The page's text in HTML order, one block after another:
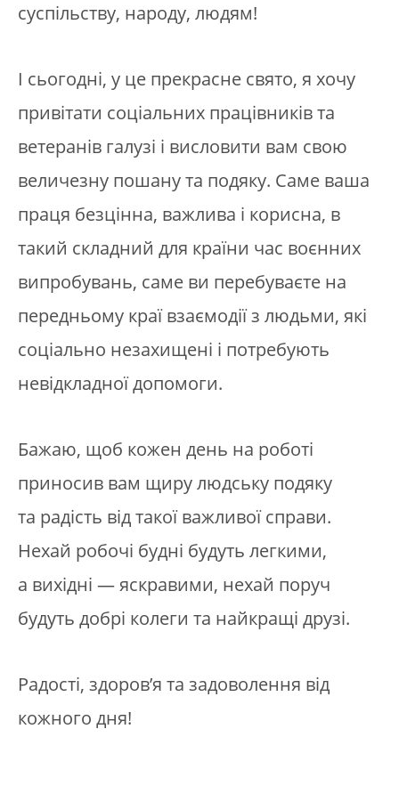
суспільству, народу, людям!
І сьогодні, у це прекрасне свято, я хочу
привітати соціальних працівників та
ветеранів галузі і висловити вам свою
величезну пошану та подяку. Саме ваша
праця безцінна, важлива і корисна, в
такий складний для країни час воєнних
випробувань, саме ви перебуваєте на
передньому краї взаємодії з людьми, які
соціально незахищені і потребують
невідкладної допомоги.
Бажаю, щоб кожен день на роботі
приносив вам щиру людську подяку
та радість від такої важливої справи.
Нехай робочі будні будуть легкими,
а вихідні — яскравими, нехай поруч
будуть добрі колеги та найкращі друзі.
Радості, здоров’я та задоволення від
кожного дня!